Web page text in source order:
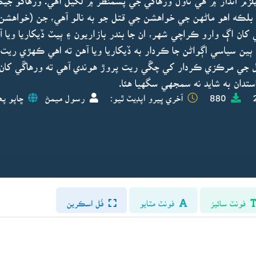
بلڪه اهو ماڻهن جي خواهشن جي قتل جو به نالو آهي، جن
کان اڳ وارو ڪراچي شهر، ان جا بندر بازاريون ۽ ٻيٽ ڏيکاريا
ٻين سياسي اڳواڻن جا ڪردار به ڏيکاريا ويا آهن ته اهي ڪهڙي
جي مرڪزي ڪردار کي چڱي ريت پروڙ هوندي آهي ته ورهاڱي کان
به شايد نه سمجهي سگهيا هئا.
880 آخري ڀيرو اپڊيٽ ٿيو: رسول ميمڻ ڇاپو
فُل اسڪرين